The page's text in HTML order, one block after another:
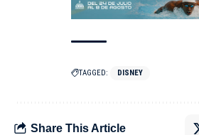
TAGGED: DISNEY
Share This Article